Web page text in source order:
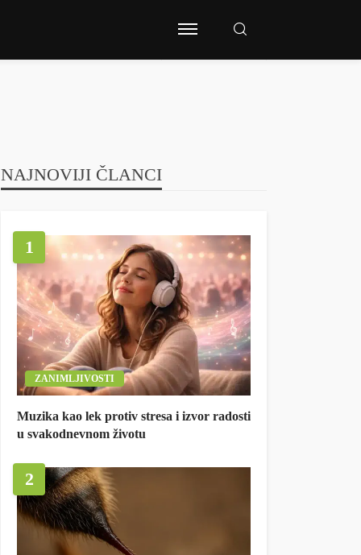
NAJNOVIJI ČLANCI
1
ZANIMLJIVOSTI
Muzika kao lek protiv stresa i izvor radosti
u svakodnevnom životu
2